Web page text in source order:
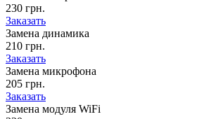
230 грн.
Заказать
Замена динамика
210 грн.
Заказать
Замена микрофона
205 грн.
Заказать
Замена модуля WiFi